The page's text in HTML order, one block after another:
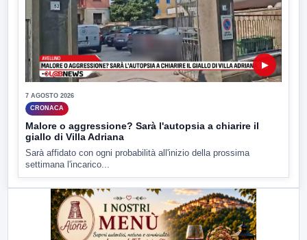
▶
7 AGOSTO 2026
CRONACA
Malore o aggressione? Sarà l'autopsia a chiarire il
giallo di Villa Adriana
Sarà affidato con ogni probabilità all'inizio della prossima
settimana l'incarico...